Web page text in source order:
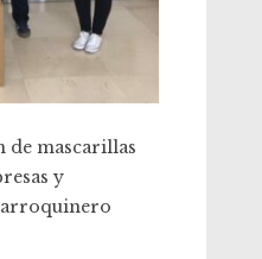
de mascarillas
y